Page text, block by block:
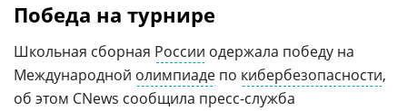
Победа на турнире
Школьная сборная России одержала победу на
Международной олимпиаде по кибербезопасности,
об этом CNews сообщила пресс-служба